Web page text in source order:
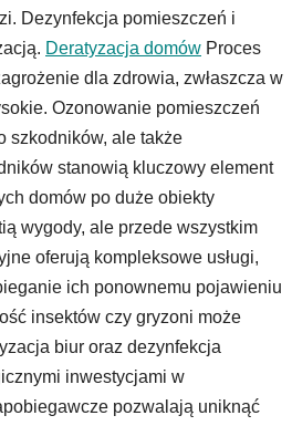
Dezynfekcja pomieszczeń i
Deratyzacja domów Proces
dla zdrowia, zwłaszcza w
Ozonowanie pomieszczeń
szkodników, ale także
stanowią kluczowy element
domów po duże obiekty
wygody, ale przede wszystkim
oferują kompleksowe usługi,
ich ponownemu pojawieniu
insektów czy gryzoni może
biur oraz dezynfekcja
inwestycjami w
pozwalają uniknąć